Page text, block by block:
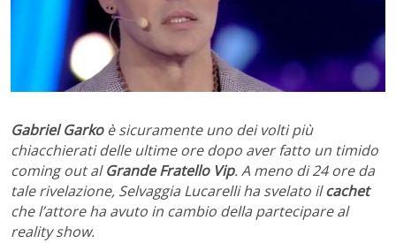
Gabriel Garkoè sicuramente uno dei volti più
chiacchierati delle ultime ore dopo aver fatto un timido
coming out alGrande Fratello Vip. A meno di 24 ore da
tale rivelazione, Selvaggia Lucarelli ha svelato ilcachet
che l’attore ha avuto in cambio della partecipare al
reality show.